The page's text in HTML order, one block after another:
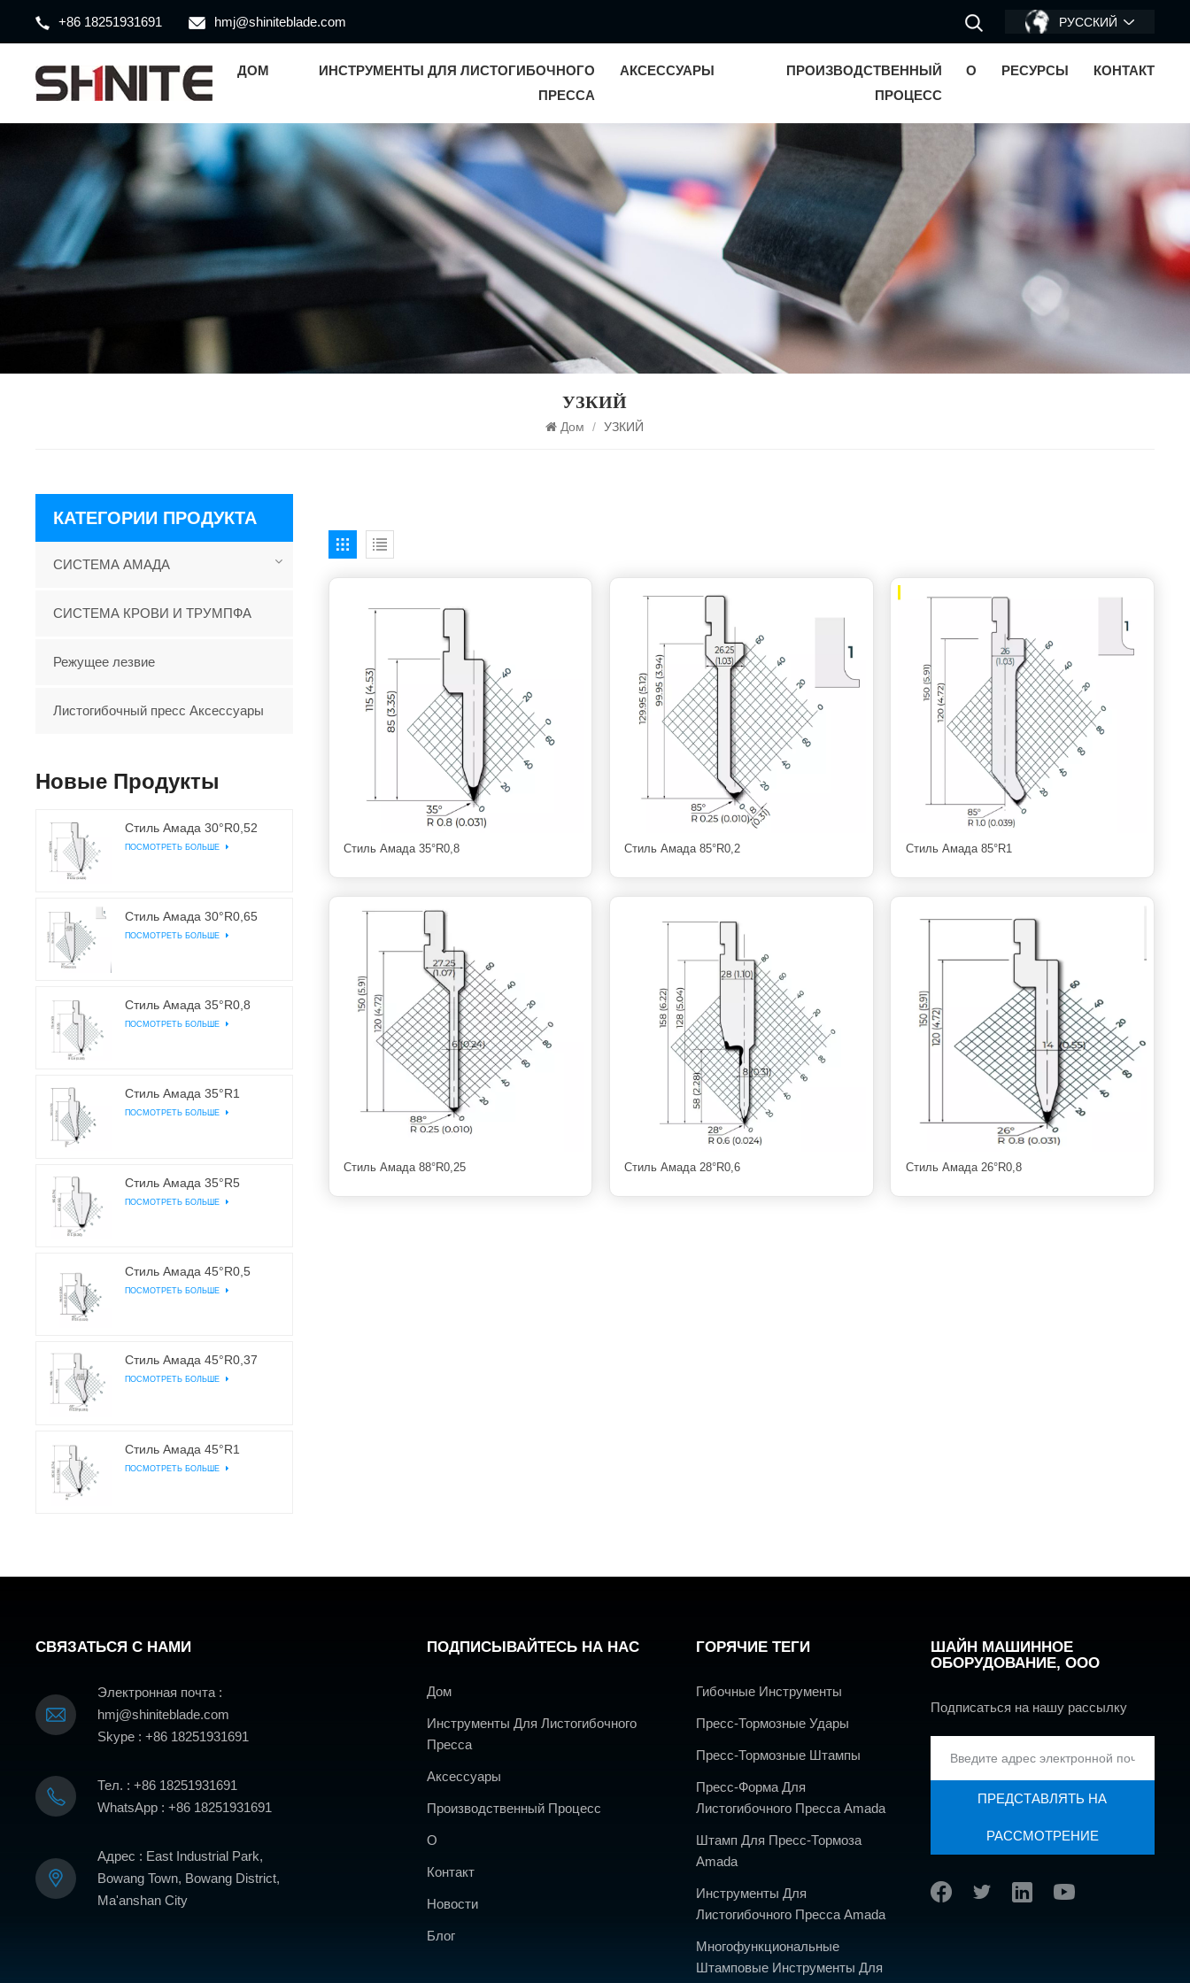
+86 18251931691 hmj@shiniteblade.com РУССКИЙ
ДОМ
ИНСТРУМЕНТЫ ДЛЯ ЛИСТОГИБОЧНОГО
ПРЕССА
АКСЕССУАРЫ
ПРОИЗВОДСТВЕННЫЙ
ПРОЦЕСС
О РЕСУРСЫ КОНТАКТ
УЗКИЙ
Дом / УЗКИЙ
Стиль Амада 35°R0,8 Стиль Амада 85°R0,2 Стиль Амада 85°R1
Стиль Амада 88°R0,25 Стиль Амада 28°R0,6 Стиль Амада 26°R0,8
КАТЕГОРИИ ПРОДУКТА
СИСТЕМА АМАДА
СИСТЕМА КРОВИ И ТРУМПФА
Режущее лезвие
Листогибочный пресс Аксессуары
Новые Продукты
Стиль Амада 30°R0,52
ПОСМОТРЕТЬ БОЛЬШЕ
Стиль Амада 30°R0,65
ПОСМОТРЕТЬ БОЛЬШЕ
Стиль Амада 35°R0,8
ПОСМОТРЕТЬ БОЛЬШЕ
Стиль Амада 35°R1
ПОСМОТРЕТЬ БОЛЬШЕ
Стиль Амада 35°R5
ПОСМОТРЕТЬ БОЛЬШЕ
Стиль Амада 45°R0,5
ПОСМОТРЕТЬ БОЛЬШЕ
Стиль Амада 45°R0,37
ПОСМОТРЕТЬ БОЛЬШЕ
Стиль Амада 45°R1
ПОСМОТРЕТЬ БОЛЬШЕ
СВЯЗАТЬСЯ С НАМИ
Электронная почта :
hmj@shiniteblade.com
Skype : +86 18251931691
Тел. : +86 18251931691
WhatsApp : +86 18251931691
Адрес : East Industrial Park,
Bowang Town, Bowang District,
Ma'anshan City
ПОДПИСЫВАЙТЕСЬ НА НАС
Дом
Инструменты Для Листогибочного
Пресса
Аксессуары
Производственный Процесс
О
Контакт
Новости
Блог
ГОРЯЧИЕ ТЕГИ
Гибочные Инструменты
Пресс-Тормозные Удары
Пресс-Тормозные Штампы
Пресс-Форма Для
Листогибочного Пресса Amada
Штамп Для Пресс-Тормоза
Amada
Инструменты Для
Листогибочного Пресса Amada
Многофункциональные
Штамповые Инструменты Для
ШАЙН МАШИННОЕ
ОБОРУДОВАНИЕ, ООО
Подписаться на нашу рассылку
ПРЕДСТАВЛЯТЬ НА
РАССМОТРЕНИЕ